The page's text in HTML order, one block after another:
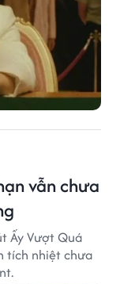
vẫn chưa
Ấy Vượt Quá
tích nhiệt chưa